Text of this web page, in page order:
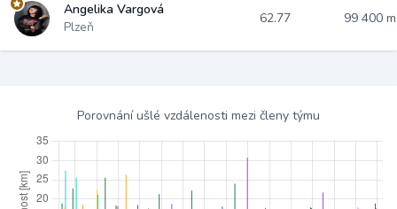
Angelika Vargová
Plzeň
62.77 99 400
Porovnání ušlé vzdálenosti mezi členy týmu